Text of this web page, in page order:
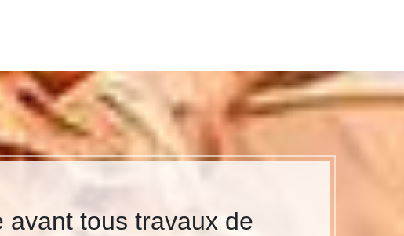
tous travaux de